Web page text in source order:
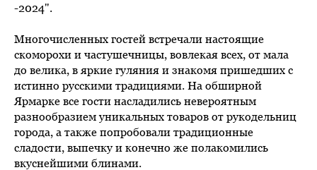
-2024".
Многочисленных гостей встречали настоящие
скоморохи и частушечницы, вовлекая всех, от мала
до велика, в яркие гуляния и знакомя пришедших с
истинно русскими традициями. На обширной
Ярмарке все гости насладились невероятным
разнообразием уникальных товаров от рукодельниц
города, а также попробовали традиционные
сладости, выпечку и конечно же полакомились
вкуснейшими блинами.